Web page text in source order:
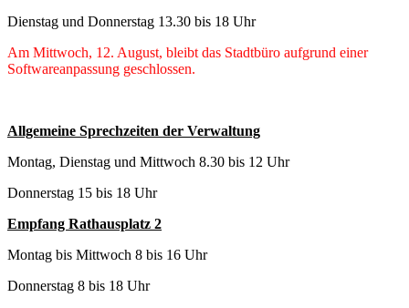
Dienstag und Donnerstag 13.30 bis 18 Uhr
Am Mittwoch, 12. August, bleibt das Stadtbüro aufgrund einer
Softwareanpassung geschlossen.
Allgemeine Sprechzeiten der Verwaltung
Montag, Dienstag und Mittwoch 8.30 bis 12 Uhr
Donnerstag 15 bis 18 Uhr
Empfang Rathausplatz 2
Montag bis Mittwoch 8 bis 16 Uhr
Donnerstag 8 bis 18 Uhr